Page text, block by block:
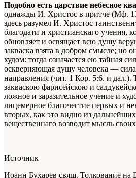
Подобно есть царствие небесное
однажды И. Христос в притче (Мф.
здесь разумел И. Христос
благодати и христианскаго учения,
обновляет и освящает всю душу
закваска взята в добром смысле; но
худом: тогда означается ею тайная
оскверняющая душу человека — сила
направления (чит. 1 Кор. 5:6. и дал.).
закваскою фарисейскою и
ложное и заразительное учение и
лицемерное благочестие первых и
вторых, как это видно из
вещественнаго возводит мысль
Источник
Иоанн Бухарев свящ. Толкование на